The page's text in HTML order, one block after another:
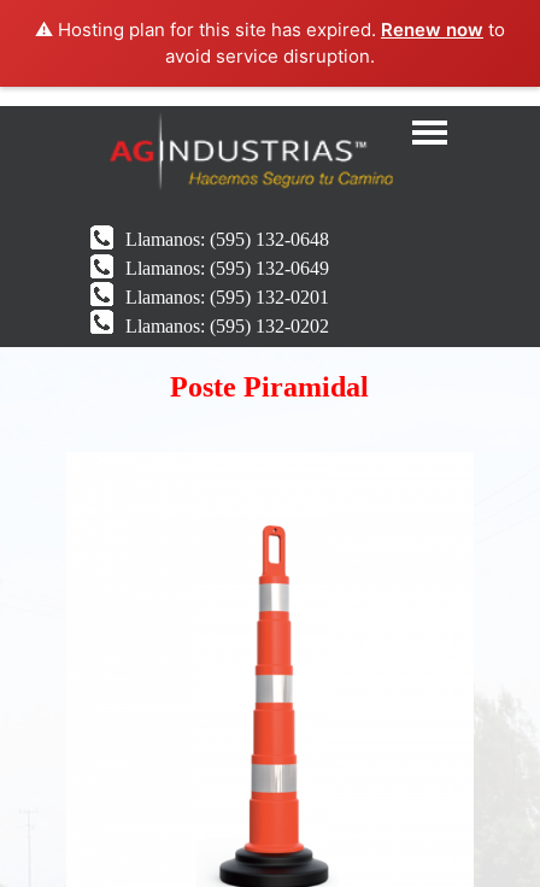
⚠️ Hosting plan for this site has expired. Renew now to
avoid service disruption.
Llamanos: (595) 132-0648
Llamanos: (595) 132-0649
Llamanos: (595) 132-0201
Llamanos: (595) 132-0202
Poste Piramidal